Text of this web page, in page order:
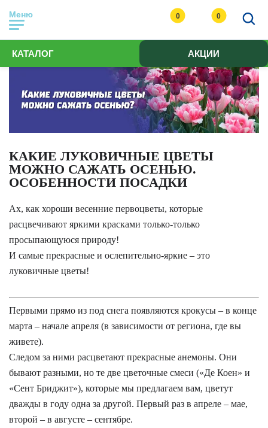
Меню 0 0
КАТАЛОГ АКЦИИ
КАКИЕ ЛУКОВИЧНЫЕ ЦВЕТЫ
МОЖНО САЖАТЬ ОСЕНЬЮ.
ОСОБЕННОСТИ ПОСАДКИ
Ах, как хороши весенние первоцветы, которые
расцвечивают яркими красками только-только
просыпающуюся природу!
И самые прекрасные и ослепительно-яркие – это
луковичные цветы!
Первыми прямо из под снега появляются крокусы – в конце
марта – начале апреля (в зависимости от региона, где вы
живете).
Следом за ними расцветают прекрасные анемоны. Они
бывают разными, но те две цветочные смеси («Де Коен» и
«Сент Бриджит»), которые мы предлагаем вам, цветут
дважды в году одна за другой. Первый раз в апреле – мае,
второй – в августе – сентябре.